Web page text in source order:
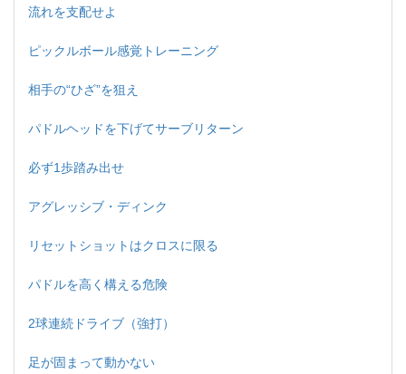
流れを支配せよ
ピックルボール感覚トレーニング
相手の“ひざ”を狙え
パドルヘッドを下げてサーブリターン
必ず1歩踏み出せ
アグレッシブ・ディンク
リセットショットはクロスに限る
パドルを高く構える危険
2球連続ドライブ（強打）
足が固まって動かない